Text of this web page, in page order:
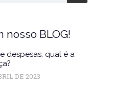
nosso BLOG!
despesas: qual é a
DE 2023